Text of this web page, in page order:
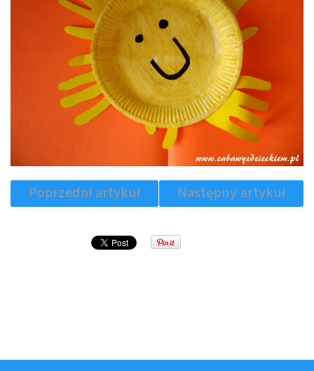
Poprzedni artykuł Następny artykuł